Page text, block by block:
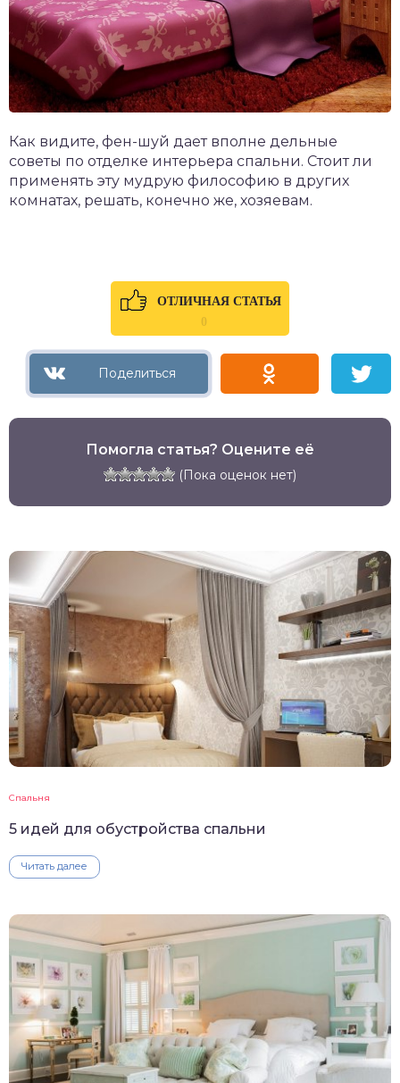
Как видите, фен-шуй дает вполне дельные
советы по отделке интерьера спальни. Стоит ли
применять эту мудрую философию в других
комнатах, решать, конечно же, хозяевам.
ОТЛИЧНАЯ СТАТЬЯ
0
Помогла статья? Оцените её
(Пока оценок нет)
Спальня
5 идей для обустройства спальни
Читать далее